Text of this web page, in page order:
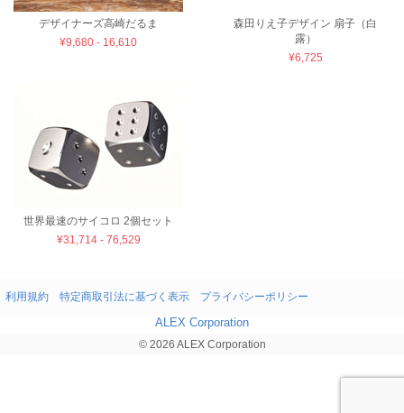
デザイナーズ高崎だるま
¥9,680 - 16,610
森田りえ子デザイン 扇子（白
露）
¥6,725
世界最速のサイコロ 2個セット
¥31,714 - 76,529
利用規約 特定商取引法に基づく表示 プライバシーポリシー
ALEX Corporation
© 2026 ALEX Corporation